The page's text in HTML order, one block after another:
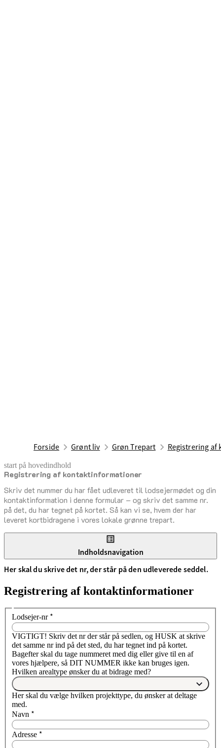
Forside Grønt liv Grøn Trepart Registrering
start på hovedindhold
Registrering af kontaktinformationer
Skriv det nummer du har fået udleveret til lodsejermødet og din
kontaktinformation i denne formular – og skriv det samme nr.
på det, du har tegnet på kortet. Så kan vi se, hvem der har
leveret kortbidragene i vores lokale grønne trepart.
senest opdateret 17. februar 2026
Indholdsnavigation
Her skal du skrive det nr, der står på den udleverede seddel.
Registrering af kontaktinformationer
Lodsejer-nr *
VIGTIGT! Skriv det nr der står på sedlen, og HUSK at skrive
det samme nr ind på det sted, du har tegnet ind på kortet.
Bagefter skal du tage nummeret med dig eller give til en af
vores hjælpere, så DIT NUMMER ikke kan bruges igen.
Hvilken arealtype ønsker du at bidrage med?
Her skal du vælge hvilken projekttype, du ønsker at deltage
med.
Navn *
Adresse *